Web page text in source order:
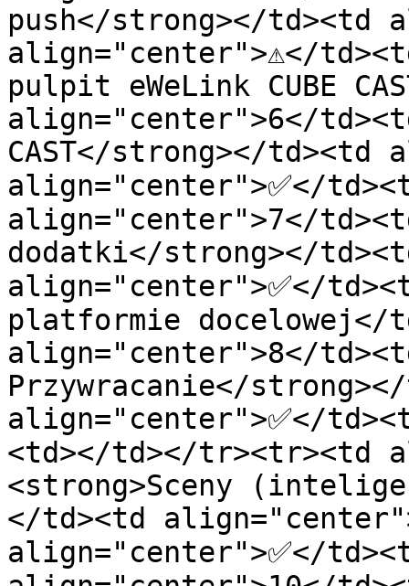
push</strong></td><td
align="center">⚠️</
pulpit eWeLink CUBE
align="center">6</
CAST</strong></td><td
align="center">✅</
align="center">7</
dodatki</strong></
align="center">✅</
platformie docelowej</
align="center">8</
Przywracanie</
align="center">✅</
<td></td></tr><tr><td
<strong>Sceny
</td><td
align="center">✅</